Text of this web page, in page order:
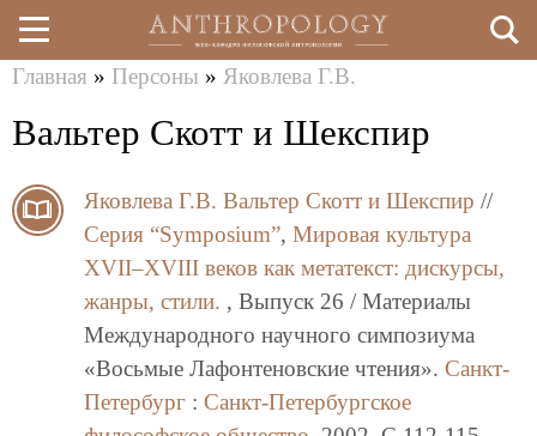
Перейти
к
здесь
Главная » Персоны » Яковлева Г.В.
Вальтер Скотт и Шекспир
Яковлева Г.В. Вальтер Скотт и Шекспир //
Серия “Symposium”, Мировая культура
XVII–XVIII веков как метатекст: дискурсы,
жанры, стили. , Выпуск 26 / Материалы
Международного научного симпозиума
«Восьмые Лафонтеновские чтения». Санкт-
Петербург : Санкт-Петербургское